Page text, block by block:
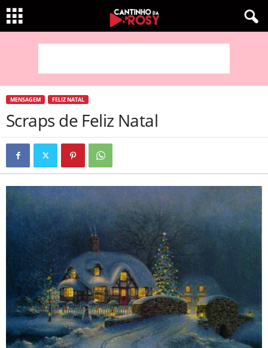
MENSAGEM FELIZ NATAL
Scraps de Feliz Natal